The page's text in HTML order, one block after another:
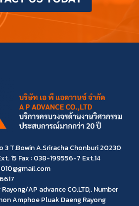
3 T.Bowin A.Sriracha Chonburi 20230
15 Fax : 038-199556-7 Ext.14
AP advance CO.LTD,. Number
Amphoe Pluak Daeng Rayong